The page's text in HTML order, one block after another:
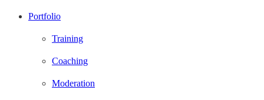
Portfolio
Training
Coaching
Moderation